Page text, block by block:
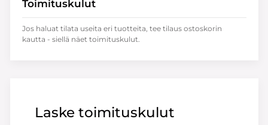
Laske toimituskulut
Toimituskulut
Jos haluat tilata useita eri tuotteita, tee tilaus ostoskorin
kautta - siellä näet toimituskulut.